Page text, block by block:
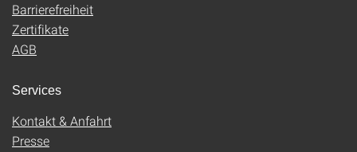
Barrierefreiheit
Zertifikate
AGB
Services
Kontakt & Anfahrt
Presse